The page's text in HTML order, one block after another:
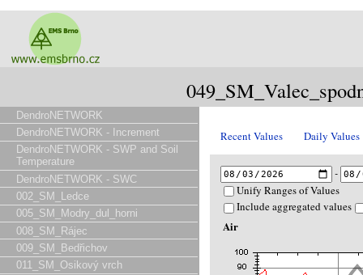
DendroNETWORK
DendroNETWORK - Increment
DendroNETWORK - SWP and Soil
Temperature
DendroNETWORK - SWC
002_SM_Ledce
005_SM_Modry_dul_horni
008_SM_Rájec
009_SM_Bedřichov
011_SM_Osikový vrch
Recent Values Daily Values
-
Unify Ranges of Values
Include aggregated values
Air